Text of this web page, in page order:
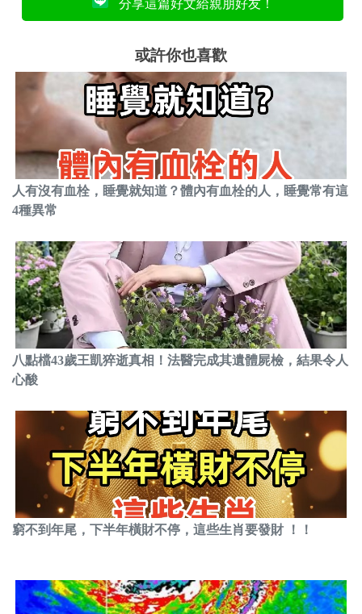
分享這篇好文給親朋好友！
或許你也喜歡
人有沒有血栓，睡覺就知道？體內有血栓的人，睡覺常有這
4種異常
八點檔43歲王凱猝逝真相！法醫完成其遺體屍檢，結果令人
心酸
窮不到年尾，下半年橫財不停，這些生肖要發財 ！！